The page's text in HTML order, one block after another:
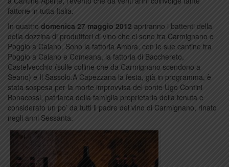
fattorie in tutta Italia.
In quattro domenica 27 maggio 2012 apriranno i battenti della
della dozzina di produtttori di vino che ci sono tra Carmignano e
Poggio a Caiano. Sono la fattoria Ambra, con le sue cantine tra
Poggio a Caiano e Comeana, la fattoria di Bacchereto,
Castelvecchio (sulle colline che da Carmignano scendono a
Seano) e Il Sassolo.A Capezzana la festa, già in programma, è
stata sospesa per la morte improvvisa del conte Ugo Contini
Bonacossi, patriarca della famiglia proprietaria della tenuta e
considerato un po’ da tutti il padre del vino di Carmignano, rinato
negli anni Sessanta.